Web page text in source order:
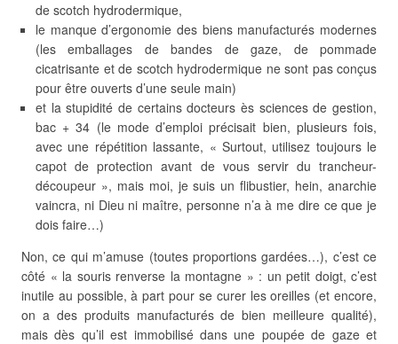
de scotch hydrodermique,
le manque d’ergonomie des biens manufacturés modernes
(les emballages de bandes de gaze, de pommade
cicatrisante et de scotch hydrodermique ne sont pas conçus
pour être ouverts d’une seule main)
et la stupidité de certains docteurs ès sciences de gestion,
bac + 34 (le mode d’emploi précisait bien, plusieurs fois,
avec une répétition lassante, « Surtout, utilisez toujours le
capot de protection avant de vous servir du trancheur-
découpeur », mais moi, je suis un flibustier, hein, anarchie
vaincra, ni Dieu ni maître, personne n’a à me dire ce que je
dois faire…)
Non, ce qui m’amuse (toutes proportions gardées…), c’est ce
côté « la souris renverse la montagne » : un petit doigt, c’est
inutile au possible, à part pour se curer les oreilles (et encore,
on a des produits manufacturés de bien meilleure qualité),
mais dès qu’il est immobilisé dans une poupée de gaze et